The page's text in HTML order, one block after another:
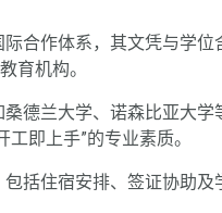
作体系，其文凭与学位
育机构。
兰大学、诺森比亚大学
即上手”的专业素质。
住宿安排、签证协助及